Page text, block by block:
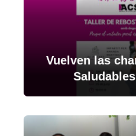
Vuelven las